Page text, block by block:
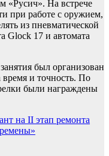
«Русич». На встрече
при работе с оружием,
из пневматической
Glock 17 и автомата
был организован
время и точность. По
были награждены
на II этап ремонта